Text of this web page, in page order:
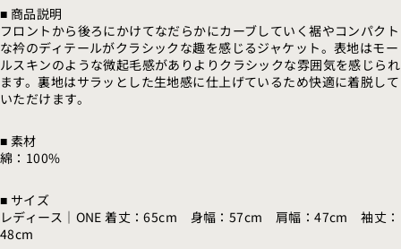
■ 商品説明
フロントから後ろにかけてなだらかにカーブしていく裾やコンパクト
な衿のディテールがクラシックな趣を感じるジャケット。表地はモー
ルスキンのような微起毛感がありよりクラシックな雰囲気を感じられ
ます。裏地はサラッとした生地感に仕上げているため快適に着脱して
いただけます。
■ 素材
綿：100%
■ サイズ
レディース｜ONE 着丈：65cm 身幅：57cm 肩幅：47cm 袖丈：
48cm